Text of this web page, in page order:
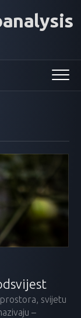
svijetu
–